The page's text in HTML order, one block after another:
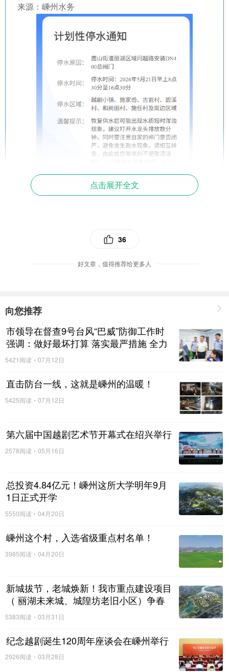
来源：嵊州水务
点击展开全文
36
好文章，值得推荐给更多人
向您推荐
市领导在督查9号台风“巴威”防御工作时
强调：做好最坏打算 落实最严措施 全力
以赴打赢防汛防台大战硬战
5421阅读 07月12日
直击防台一线，这就是嵊州的温暖！
5425阅读 07月12日
第六届中国越剧艺术节开幕式在绍兴举行
2578阅读 05月16日
总投资4.84亿元！嵊州这所大学明年9月
1日正式开学
5550阅读 04月20日
嵊州这个村，入选省级重点村名单！
3985阅读 04月20日
新城拔节，老城焕新！我市重点建设项目
（ 丽湖未来城、城隍坊老旧小区）争春
提速
5383阅读 03月31日
纪念越剧诞生120周年座谈会在嵊州举行
2926阅读 03月28日